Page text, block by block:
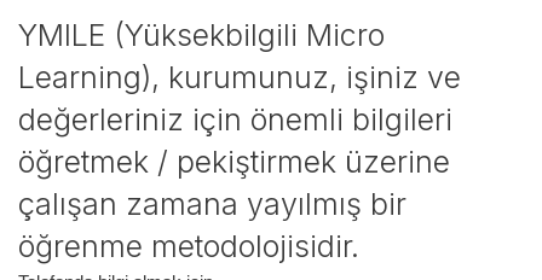
YMILE (Yüksekbilgili Micro
Learning), kurumunuz, işiniz ve
değerleriniz için önemli bilgileri
öğretmek / pekiştirmek üzerine
çalışan zamana yayılmış bir
öğrenme metodolojisidir.